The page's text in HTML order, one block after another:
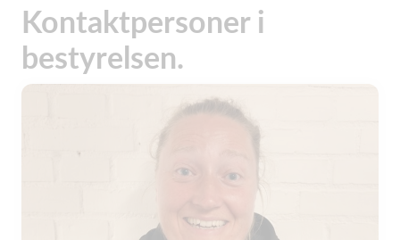
Kontaktpersoner i
bestyrelsen.